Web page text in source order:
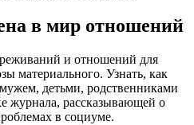
в мир отношений
и отношений для
материального. Узнать, как
детьми, родственниками
журнала, рассказывающей о
в социуме.